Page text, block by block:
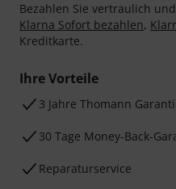
Bezahlen Sie vertraulich
Klarna Sofort bezahlen,
Kreditkarte.
Ihre Vorteile
3 Jahre Thomann
30 Tage Money-Back-
Reparaturservice